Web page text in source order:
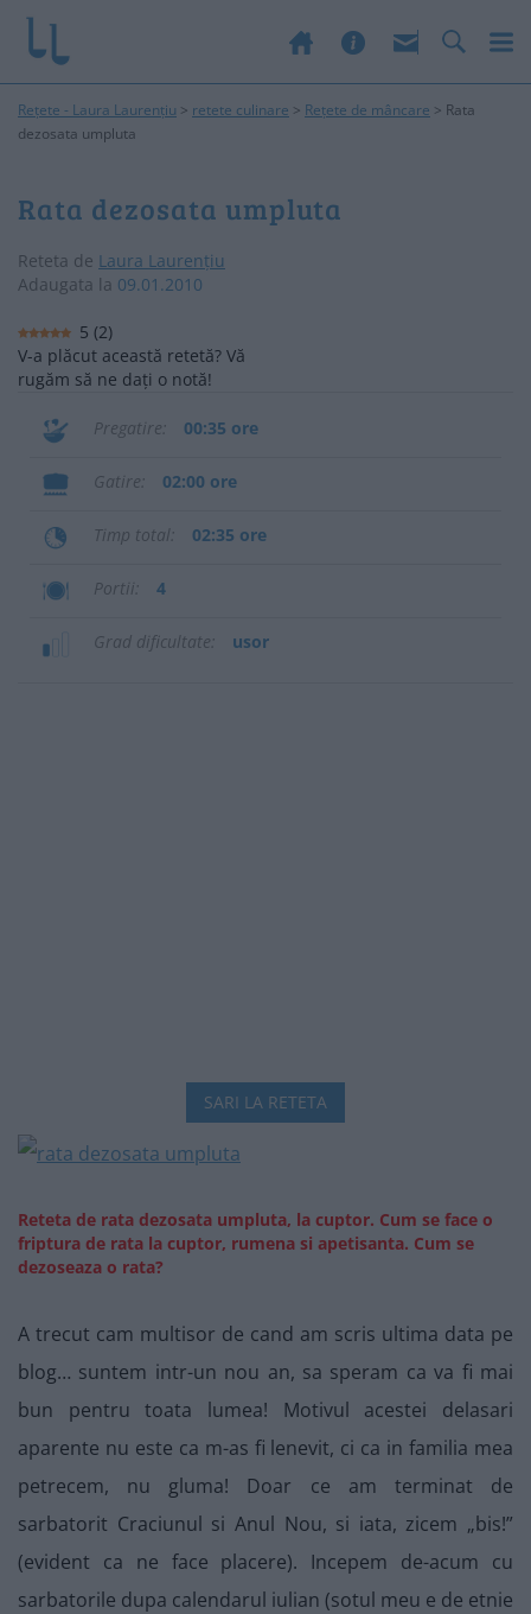
Rețete - Laura Laurențiu > retete culinare > Rețete de mâncare > Rata
dezosata umpluta
Rata dezosata umpluta
Reteta de Laura Laurențiu
Adaugata la 09.01.2010
5 (2)
V-a plăcut această retetă? Vă
rugăm să ne dați o notă!
Pregatire 00:35 ore
Gatire 02:00 ore
Timp total 02:35 ore
Portii 4
Grad dificultate usor
SARI LA RETETA
Reteta de rata dezosata umpluta, la cuptor. Cum se face o
friptura de rata la cuptor, rumena si apetisanta. Cum se
dezoseaza o rata?
A trecut cam multisor de cand am scris ultima data pe
blog… suntem intr-un nou an, sa speram ca va fi mai
bun pentru toata lumea! Motivul acestei delasari
aparente nu este ca m-as fi lenevit, ci ca in familia mea
petrecem, nu gluma! Doar ce am terminat de
sarbatorit Craciunul si Anul Nou, si iata, zicem „bis!”
(evident ca ne face placere). Incepem de-acum cu
sarbatorile dupa calendarul iulian (sotul meu e de etnie